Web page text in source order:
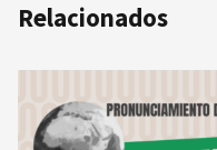
Relacionados